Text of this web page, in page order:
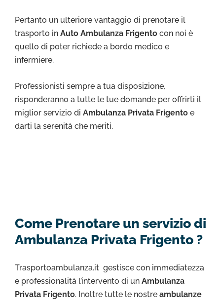
Pertanto un ulteriore vantaggio di prenotare il
trasporto in Auto Ambulanza Frigento con noi è
quello di poter richiede a bordo medico e
infermiere.
Professionisti sempre a tua disposizione,
risponderanno a tutte le tue domande per offrirti il
miglior servizio di Ambulanza Privata Frigento e
darti la serenità che meriti.
Come Prenotare un servizio di
Ambulanza Privata Frigento ?
Trasportoambulanza.it gestisce con immediatezza
e professionalità l’intervento di un Ambulanza
Privata Frigento. Inoltre tutte le nostre ambulanze